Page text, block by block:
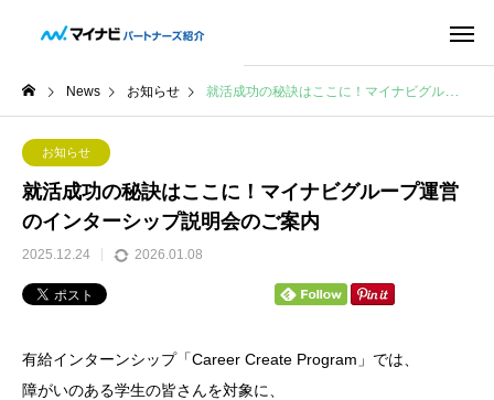
News お知らせ 就活成功の秘訣はここに！マイナビグループ運営のインターシップ説明会のご案内
お知らせ
就活成功の秘訣はここに！マイナビグループ運営
のインターシップ説明会のご案内
2025.12.24 2026.01.08
有給インターンシップ「Career Create Program」では、
障がいのある学生の皆さんを対象に、